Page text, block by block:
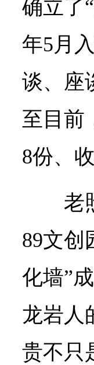
确立了
年5月
谈、座
至目前
8份、
老
89文创
化墙”
龙岩人
贵不只